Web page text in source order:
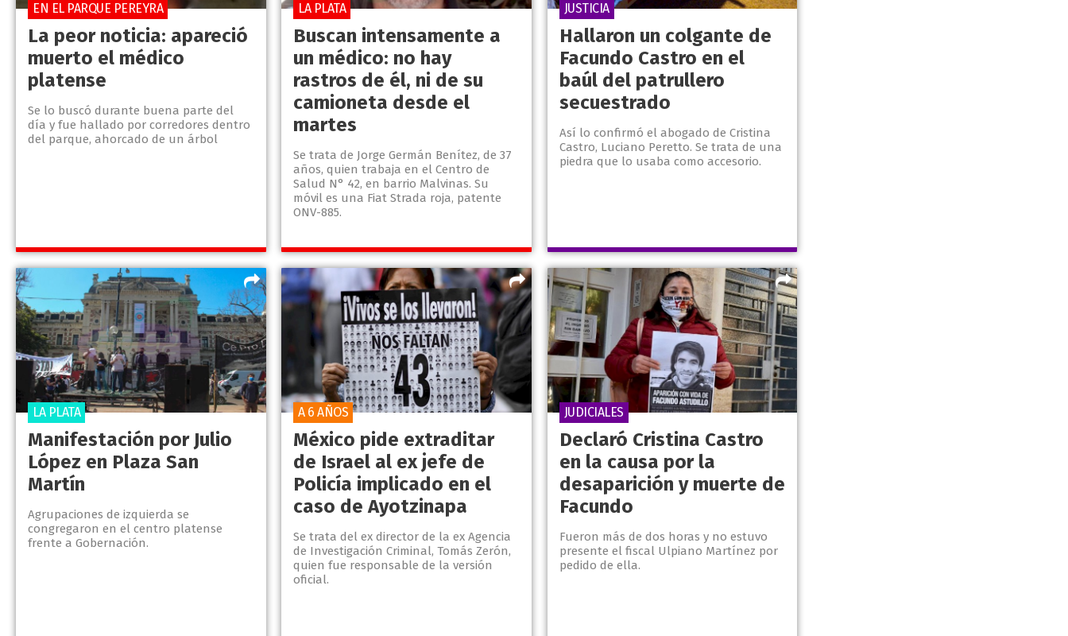
La peor noticia: apareció
muerto el médico
platense
Se lo buscó durante buena parte del
día y fue hallado por corredores dentro
del parque, ahorcado de un árbol
EN EL PARQUE PEREYRA
Buscan intensamente a
un médico: no hay
rastros de él, ni de su
camioneta desde el
martes
Se trata de Jorge Germán Benítez, de 37
años, quien trabaja en el Centro de
Salud N° 42, en barrio Malvinas. Su
móvil es una Fiat Strada roja, patente
ONV-885.
LA PLATA
Hallaron un colgante de
Facundo Castro en el
baúl del patrullero
secuestrado
Así lo confirmó el abogado de Cristina
Castro, Luciano Peretto. Se trata de una
piedra que lo usaba como accesorio.
JUSTICIA
Manifestación por Julio
López en Plaza San
Martín
Agrupaciones de izquierda se
congregaron en el centro platense
frente a Gobernación.
LA PLATA
México pide extraditar
de Israel al ex jefe de
Policía implicado en el
caso de Ayotzinapa
Se trata del ex director de la ex Agencia
de Investigación Criminal, Tomás Zerón,
quien fue responsable de la versión
oficial.
A 6 AÑOS
Declaró Cristina Castro
en la causa por la
desaparición y muerte de
Facundo
Fueron más de dos horas y no estuvo
presente el fiscal Ulpiano Martínez por
pedido de ella.
JUDICIALES